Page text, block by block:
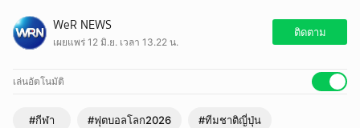
WeR NEWS
เผยแพร่ 12 มิ.ย. เวลา 13.22 น.
ติดตาม
เล่นอัตโนมัติ
#กีฬา #ฟุตบอลโลก2026 #ทีมชาติญี่ปุ่น